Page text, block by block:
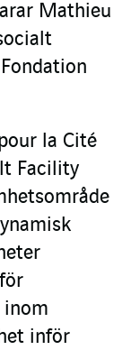
Mathieu
la Cité
Facility
inom
inför